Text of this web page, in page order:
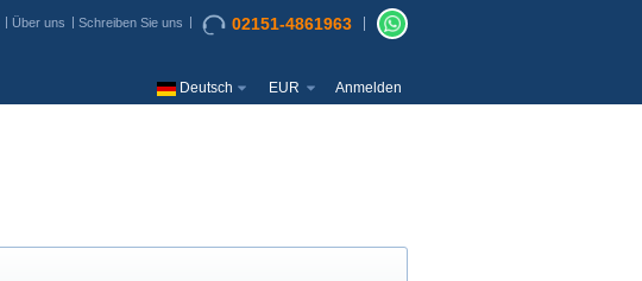
Über uns Schreiben Sie uns 02151-4861963
Deutsch EUR Anmelden